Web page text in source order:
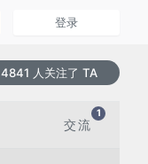
登录
4841 人关注了 TA
交流
1